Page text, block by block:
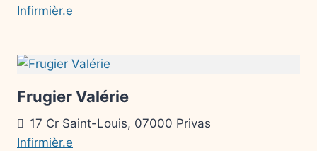
Infirmièr.e
Frugier Valérie
17 Cr Saint-Louis, 07000 Privas
Infirmièr.e